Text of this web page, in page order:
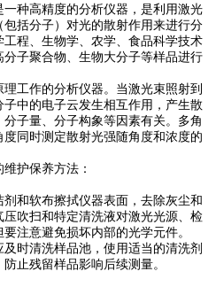
一种高精度的分析仪器，是利用激光
括分子）对光的散射作用来进行分
程、生物学、农学、食品科学技术
子聚合物、生物大分子等样品进行
工作的分析仪器。当激光束照射到
中的电子云发生相互作用，产生散
子量、分子构象等因素有关。多角
同时测定散射光强随角度和浓度的
维护保养方法：
和软布擦拭仪器表面，去除灰尘和
吹扫和特定清洗液对激光光源、检
注意避免损坏内部的光学元件。
时清洗样品池，使用适当的清洗剂
止残留样品影响后续测量。